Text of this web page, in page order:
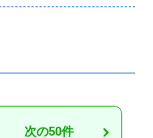
次の50件